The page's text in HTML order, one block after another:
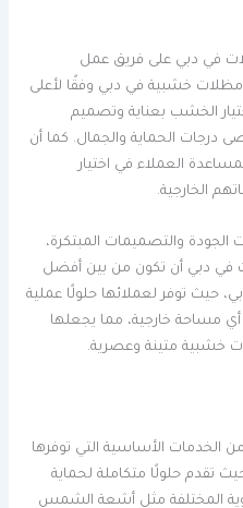
في دبي على فريق عمل
خشبية في دبي وفقًا لأعلى
الخشب بعناية وتصميم
الحماية والجمال. كما أن
العملاء في اختيار
الخارجية.
الجودة والتصميمات المبتكرة،
في دبي أن تكون من بين أفضل
توفر لعملائها حلولًا عملية
مساحة خارجية، مما يجعلها
خشبية متينة وعصرية.
الأساسية التي توفرها
تقدم حلولًا متكاملة لحماية
المختلفة مثل أشعة الشمس